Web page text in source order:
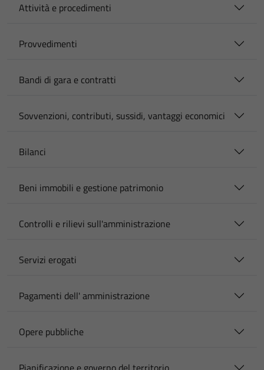
Attività e procedimenti
Provvedimenti
Bandi di gara e contratti
Sovvenzioni, contributi, sussidi, vantaggi economici
Bilanci
Beni immobili e gestione patrimonio
Controlli e rilievi sull'amministrazione
Servizi erogati
Pagamenti dell' amministrazione
Opere pubbliche